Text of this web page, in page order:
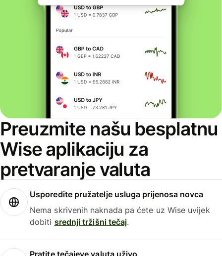
Preuzmite našu besplatnu
Wise aplikaciju za
pretvaranje valuta
Usporedite pružatelje usluga prijenosa novca
Nema skrivenih naknada pa ćete uz Wise uvijek
dobiti srednji tržišni tečaj.